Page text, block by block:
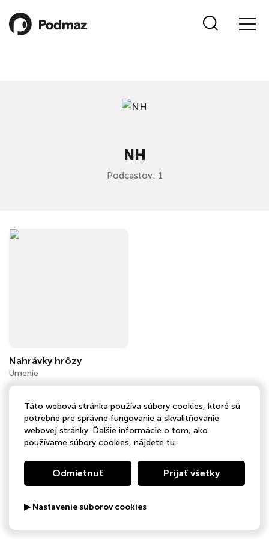
NH
Podcastov: 1
Nahrávky hrôzy
Umenie
Táto webová stránka používa súbory cookies, ktoré sú
potrebné pre správne fungovanie a skvalitňovanie
webovej stránky. Ďalšie informácie o tom, ako
používame súbory cookies, nájdete tu.
Odmietnuť Prijať všetky
▶ Nastavenie súborov cookies